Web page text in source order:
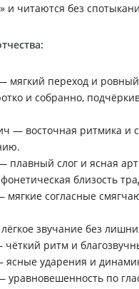
и читаются без
мягкий переход и
и собранно,
— восточная ритмика и
плавный слог и ясная
близость
согласные
звучание без
ритм и
ясные ударения и
уравновешенность по